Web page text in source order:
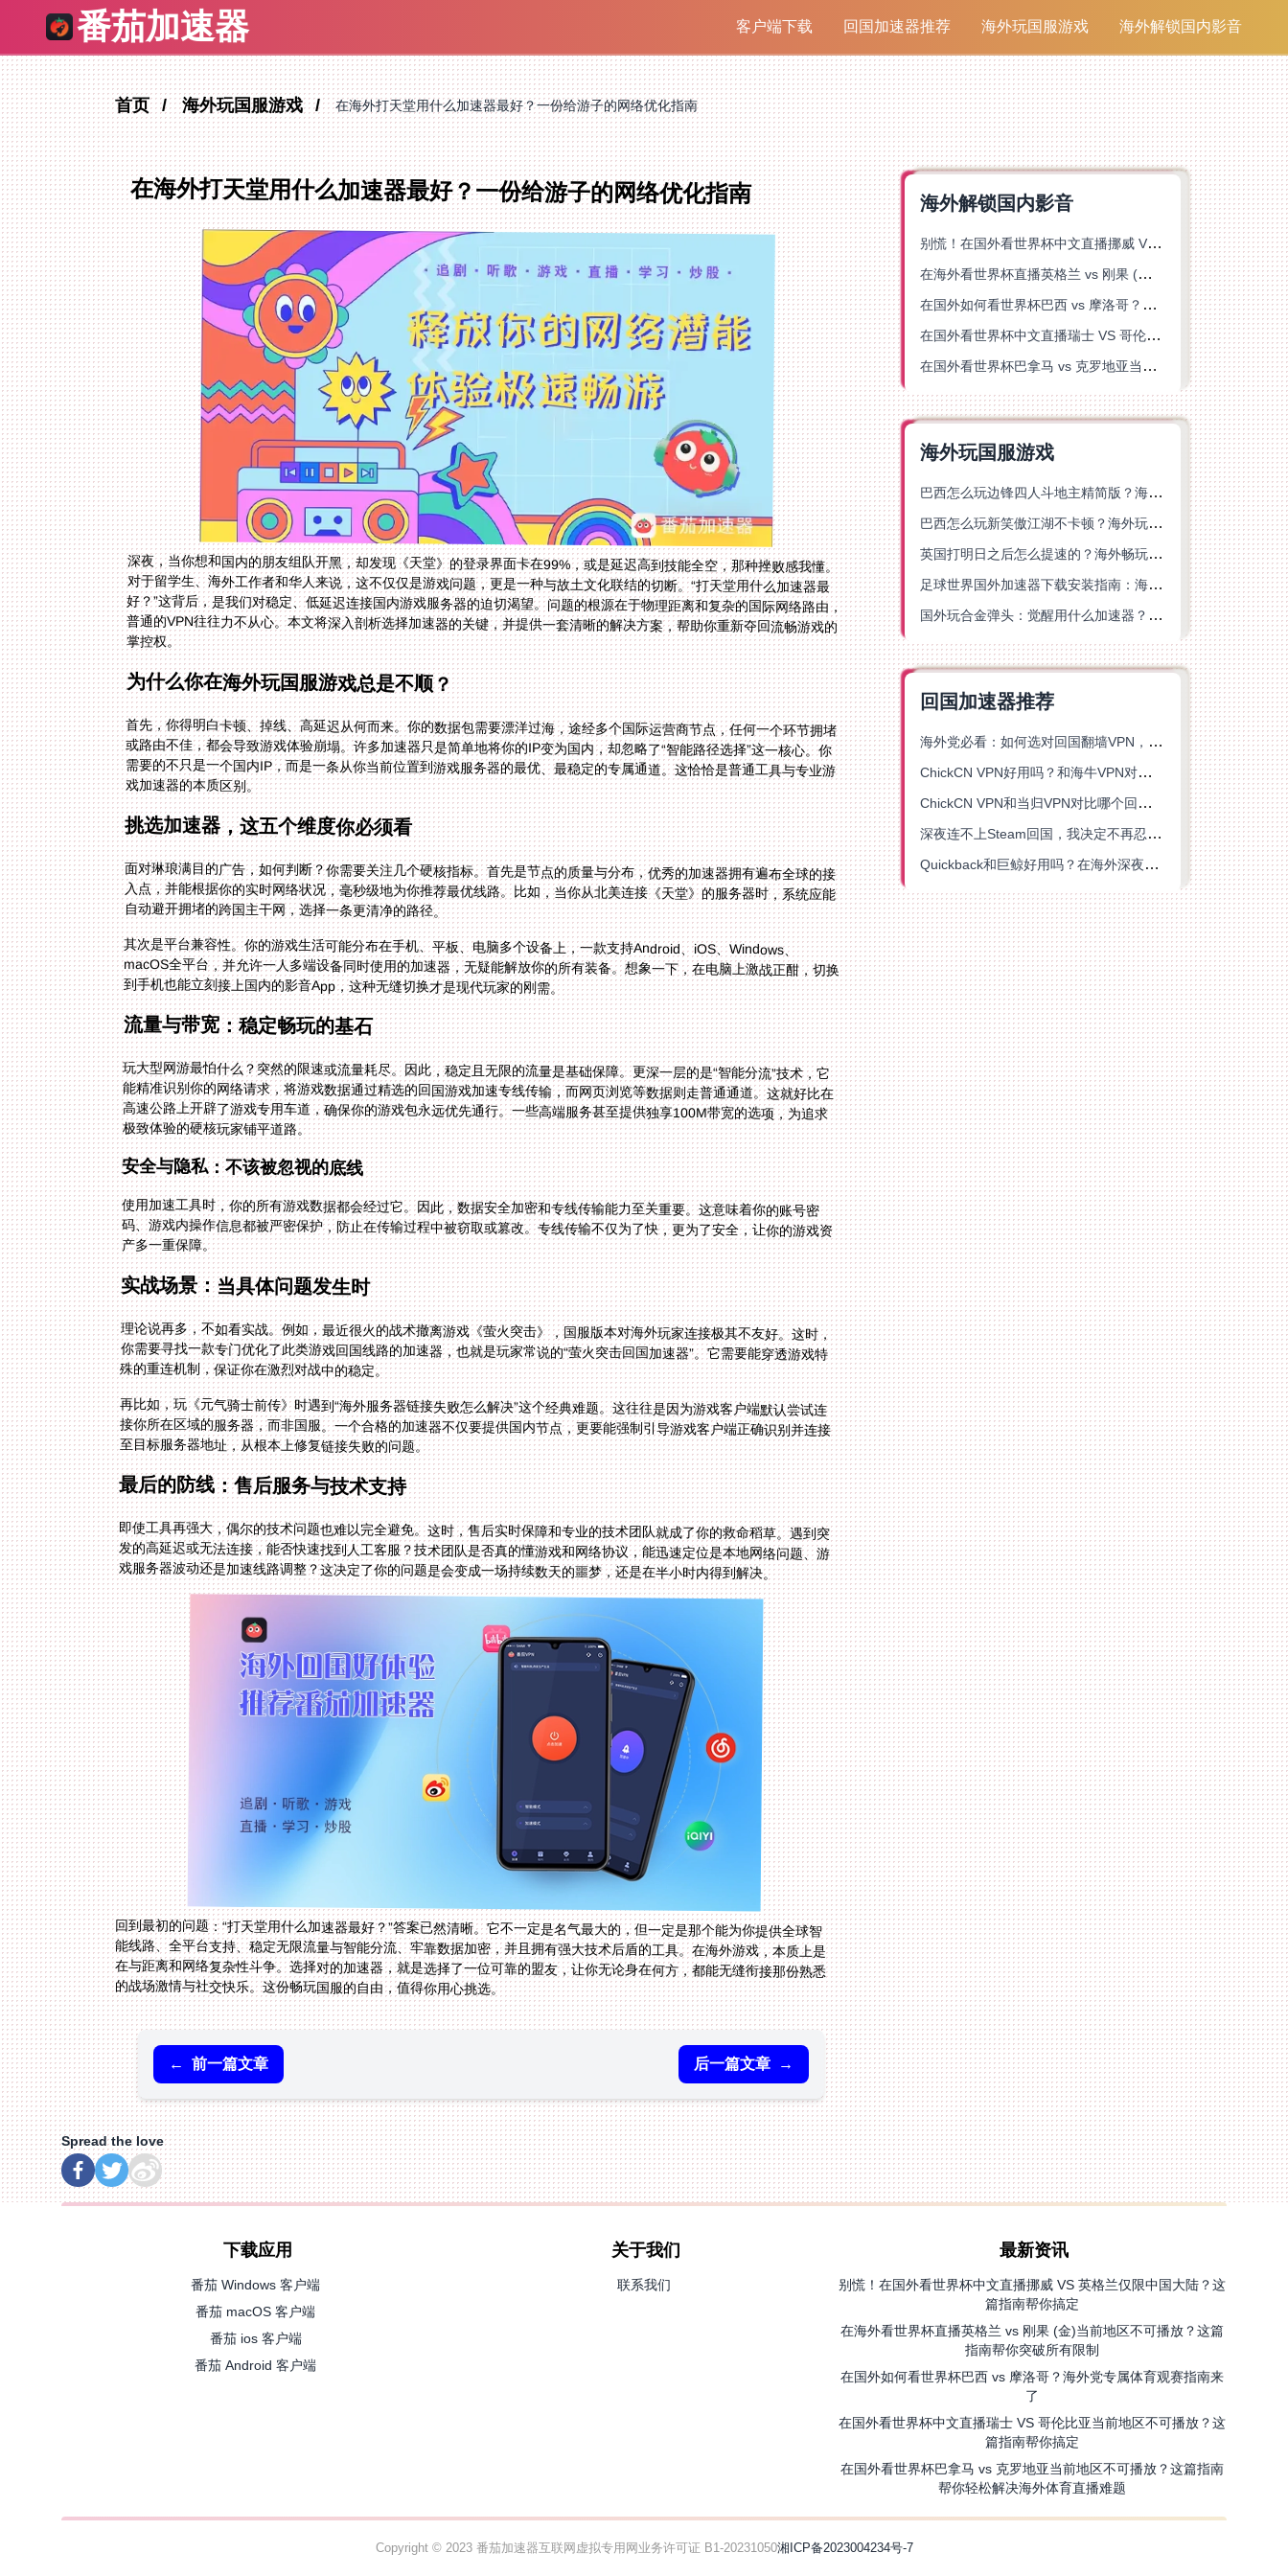
番茄加速器 客户端下载 回国加速器推荐 海外玩国服游戏 海外解锁国内影音
首页 海外玩国服游戏 在海外打天堂用什么加速器最好？一份给游子的网络优化指南
在海外打天堂用什么加速器最好？一份给游子的网络优化指南
深夜，当你想和国内的朋友组队开黑，却发现《天堂》的登录界面卡在99%，或是延迟高到技能全空，那种挫败感我懂。
对于留学生、海外工作者和华人来说，这不仅仅是游戏问题，更是一种与故土文化联结的切断。“打天堂用什么加速器最
好？”这背后，是我们对稳定、低延迟连接国内游戏服务器的迫切渴望。问题的根源在于物理距离和复杂的国际网络路由，
普通的VPN往往力不从心。本文将深入剖析选择加速器的关键，并提供一套清晰的解决方案，帮助你重新夺回流畅游戏的
掌控权。
为什么你在海外玩国服游戏总是不顺？
首先，你得明白卡顿、掉线、高延迟从何而来。你的数据包需要漂洋过海，途经多个国际运营商节点，任何一个环节拥堵
或路由不佳，都会导致游戏体验崩塌。许多加速器只是简单地将你的IP变为国内，却忽略了“智能路径选择”这一核心。你
需要的不只是一个国内IP，而是一条从你当前位置到游戏服务器的最优、最稳定的专属通道。这恰恰是普通工具与专业游
戏加速器的本质区别。
挑选加速器，这五个维度你必须看
面对琳琅满目的广告，如何判断？你需要关注几个硬核指标。首先是节点的质量与分布，优秀的加速器拥有遍布全球的接
入点，并能根据你的实时网络状况，毫秒级地为你推荐最优线路。比如，当你从北美连接《天堂》的服务器时，系统应能
自动避开拥堵的跨国主干网，选择一条更清净的路径。
其次是平台兼容性。你的游戏生活可能分布在手机、平板、电脑多个设备上，一款支持Android、iOS、Windows、
macOS全平台，并允许一人多端设备同时使用的加速器，无疑能解放你的所有装备。想象一下，在电脑上激战正酣，切换
到手机也能立刻接上国内的影音App，这种无缝切换才是现代玩家的刚需。
流量与带宽：稳定畅玩的基石
玩大型网游最怕什么？突然的限速或流量耗尽。因此，稳定且无限的流量是基础保障。更深一层的是“智能分流”技术，它
能精准识别你的网络请求，将游戏数据通过精选的回国游戏加速专线传输，而网页浏览等数据则走普通通道。这就好比在
高速公路上开辟了游戏专用车道，确保你的游戏包永远优先通行。一些高端服务甚至提供独享100M带宽的选项，为追求
极致体验的硬核玩家铺平道路。
安全与隐私：不该被忽视的底线
使用加速工具时，你的所有游戏数据都会经过它。因此，数据安全加密和专线传输能力至关重要。这意味着你的账号密
码、游戏内操作信息都被严密保护，防止在传输过程中被窃取或篡改。专线传输不仅为了快，更为了安全，让你的游戏资
产多一重保障。
实战场景：当具体问题发生时
理论说再多，不如看实战。例如，最近很火的战术撤离游戏《萤火突击》，国服版本对海外玩家连接极其不友好。这时，
你需要寻找一款专门优化了此类游戏回国线路的加速器，也就是玩家常说的“萤火突击回国加速器”。它需要能穿透游戏特
殊的重连机制，保证你在激烈对战中的稳定。
再比如，玩《元气骑士前传》时遇到“海外服务器链接失败怎么解决”这个经典难题。这往往是因为游戏客户端默认尝试连
接你所在区域的服务器，而非国服。一个合格的加速器不仅要提供国内节点，更要能强制引导游戏客户端正确识别并连接
至目标服务器地址，从根本上修复链接失败的问题。
最后的防线：售后服务与技术支持
即使工具再强大，偶尔的技术问题也难以完全避免。这时，售后实时保障和专业的技术团队就成了你的救命稻草。遇到突
发的高延迟或无法连接，能否快速找到人工客服？技术团队是否真的懂游戏和网络协议，能迅速定位是本地网络问题、游
戏服务器波动还是加速线路调整？这决定了你的问题是会变成一场持续数天的噩梦，还是在半小时内得到解决。
回到最初的问题：“打天堂用什么加速器最好？”答案已然清晰。它不一定是名气最大的，但一定是那个能为你提供全球智
能线路、全平台支持、稳定无限流量与智能分流、牢靠数据加密，并且拥有强大技术后盾的工具。在海外游戏，本质上是
在与距离和网络复杂性斗争。选择对的加速器，就是选择了一位可靠的盟友，让你无论身在何方，都能无缝衔接那份熟悉
的战场激情与社交快乐。这份畅玩国服的自由，值得你用心挑选。
← 前一篇文章 后一篇文章 →
海外解锁国内影音
别慌！在国外看世界杯中文直播挪威 VS 英格兰仅限中国大陆？这篇指南帮你搞定
在海外看世界杯直播英格兰 vs 刚果 (金)当前地区不可播放？这篇指南帮你突破所有限制
在国外如何看世界杯巴西 vs 摩洛哥？海外党专属体育观赛指南来了
在国外看世界杯中文直播瑞士 VS 哥伦比亚当前地区不可播放？这篇指南帮你搞定
在国外看世界杯巴拿马 vs 克罗地亚当前地区不可播放？这篇指南帮你轻松解决海外体育直播难题
海外玩国服游戏
巴西怎么玩边锋四人斗地主精简版？海外游戏党的加速器终极选择
巴西怎么玩新笑傲江湖不卡顿？海外玩家国服游戏加速终极指南（附猫和老鼠一梦江湖实测）
英国打明日之后怎么提速的？海外畅玩国服游戏终极指南
足球世界国外加速器下载安装指南：海外党畅玩国服游戏的终极解决方案
国外玩合金弹头：觉醒用什么加速器？一份写给海外游子的畅玩指南
回国加速器推荐
海外党必看：如何选对回国翻墙VPN，无缝解锁国内资源？
ChickCN VPN好用吗？和海牛VPN对比哪个回国效果更好？
ChickCN VPN和当归VPN对比哪个回国效果更好？海外党亲测后选了它
深夜连不上Steam回国，我决定不再忍受这数字鸿沟
Quickback和巨鲸好用吗？在海外深夜想刷B站、追爱奇艺的你，或许正需要这份答案
Spread the love
下载应用
番茄 Windows 客户端
番茄 macOS 客户端
番茄 ios 客户端
番茄 Android 客户端
关于我们
联系我们
最新资讯
别慌！在国外看世界杯中文直播挪威 VS 英格兰仅限中国大陆？这
篇指南帮你搞定
在海外看世界杯直播英格兰 vs 刚果 (金)当前地区不可播放？这篇
指南帮你突破所有限制
在国外如何看世界杯巴西 vs 摩洛哥？海外党专属体育观赛指南来
了
在国外看世界杯中文直播瑞士 VS 哥伦比亚当前地区不可播放？这
篇指南帮你搞定
在国外看世界杯巴拿马 vs 克罗地亚当前地区不可播放？这篇指南
帮你轻松解决海外体育直播难题
Copyright © 2023 番茄加速器互联网虚拟专用网业务许可证 B1-20231050湘ICP备2023004234号-7